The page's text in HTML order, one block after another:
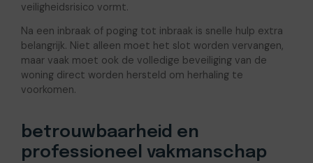
veiligheidsrisico vormt.
Na een inbraak of poging tot inbraak is snelle hulp extra
belangrijk. Niet alleen moet het slot worden vervangen,
maar vaak moet ook de volledige beveiliging van de
woning direct worden hersteld om herhaling te
voorkomen.
betrouwbaarheid en
professioneel vakmanschap